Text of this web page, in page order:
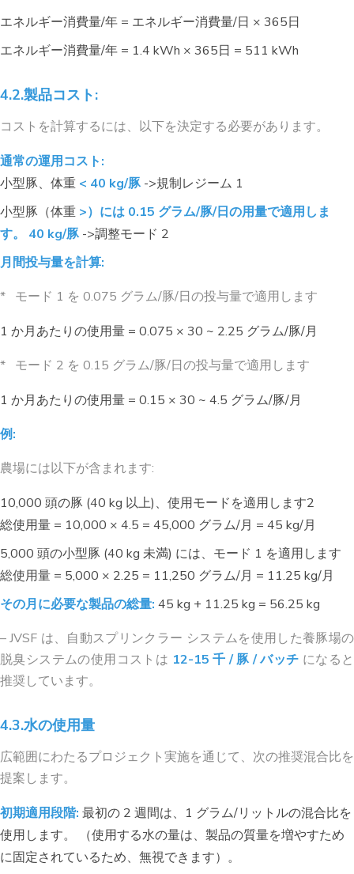
エネルギー消費量/年 = エネルギー消費量/日 × 365日
エネルギー消費量/年 = 1.4 kWh × 365日 = 511 kWh
4.2.製品コスト:
コストを計算するには、以下を決定する必要があります。
通常の運用コスト:
小型豚、体重 < 40 kg/豚->規制レジーム 1
小型豚（体重 >）には 0.15 グラム/豚/日の用量で適用しま
す。 40 kg/豚->調整モード 2
月間投与量を計算:
* モード 1 を 0.075 グラム/豚/日の投与量で適用します
1 か月あたりの使用量 = 0.075 × 30 ~ 2.25 グラム/豚/月
* モード 2 を 0.15 グラム/豚/日の投与量で適用します
1 か月あたりの使用量 = 0.15 × 30 ~ 4.5 グラム/豚/月
例:
農場には以下が含まれます:
10,000 頭の豚 (40 kg 以上)、使用モードを適用します2
総使用量 = 10,000 × 4.5 = 45,000 グラム/月 = 45 kg/月
5,000 頭の小型豚 (40 kg 未満) には、モード 1 を適用します
総使用量 = 5,000 × 2.25 = 11,250 グラム/月 = 11.25 kg/月
その月に必要な製品の総量: 45 kg + 11.25 kg = 56.25 kg
– JVSF は、自動スプリンクラー システムを使用した養豚場の
脱臭システムの使用コストは 12-15 千 / 豚 / バッチ になると
推奨しています。
4.3.水の使用量
広範囲にわたるプロジェクト実施を通じて、次の推奨混合比を
提案します。
初期適用段階: 最初の 2 週間は、1 グラム/リットルの混合比を
使用します。 （使用する水の量は、製品の質量を増やすため
に固定されているため、無視できます）。